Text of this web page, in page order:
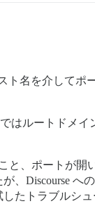
ト名を介してポ
はルートドメ
と、ポートが開
、Discourse へ
たトラブルシ